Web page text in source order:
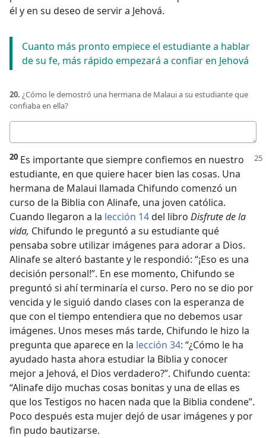
él y en su deseo de servir a Jehová.
Cuanto más pronto empiece el estudiante a hablar
de su fe, más rápido empezará a confiar en Jehová
20. ¿Cómo le demostró una hermana de Malaui a su estudiante que
confiaba en ella?
20 Es importante que siempre confiemos en nuestro
estudiante, en que quiere hacer bien las cosas. Una
hermana de Malaui llamada Chifundo comenzó un
curso de la Biblia con Alinafe, una joven católica.
Cuando llegaron a la lección 14del libro Disfrute de la
vida, Chifundo le preguntó a su estudiante qué
pensaba sobre utilizar imágenes para adorar a Dios.
Alinafe se alteró bastante y le respondió: “¡Eso es una
decisión personal!”. En ese momento, Chifundo se
preguntó si ahí terminaría el curso. Pero no se dio por
vencida y le siguió dando clases con la esperanza de
que con el tiempo entendiera que no debemos usar
imágenes. Unos meses más tarde, Chifundo le hizo la
pregunta que aparece en la lección 34: “¿Cómo le ha
ayudado hasta ahora estudiar la Biblia y conocer
mejor a Jehová, el Dios verdadero?”. Chifundo cuenta:
“Alinafe dijo muchas cosas bonitas y una de ellas es
que los Testigos no hacen nada que la Biblia condene”.
Poco después esta mujer dejó de usar imágenes y por
fin pudo bautizarse.